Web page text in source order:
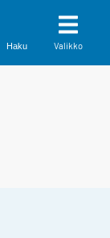
Haku Valikko